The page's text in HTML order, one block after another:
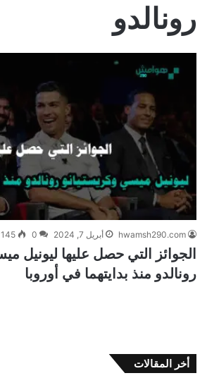
رونالدو
hwamsh290.com أبريل 7, 2024 0
145
الجوائز التي حصل عليها ليونيل
رونالدو منذ بدايتهما في أوروبا
أخر المقالات